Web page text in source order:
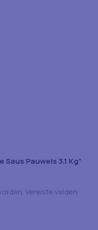
Pauwels 3.1 Kg”
Vereiste velden